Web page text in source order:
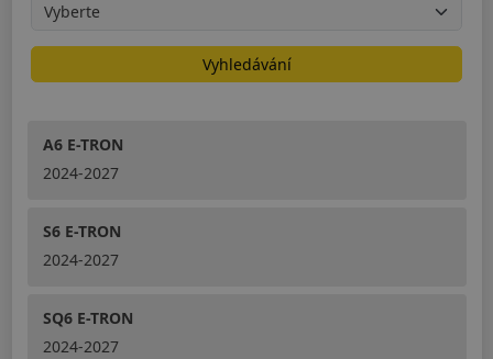
Vyhledávání
A6 E-TRON
2024-2027
S6 E-TRON
2024-2027
SQ6 E-TRON
2024-2027